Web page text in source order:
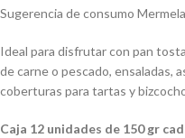
Sugerencia de consumo
Ideal para disfrutar con pan
de carne o pescado, ensaladas,
coberturas para tartas y
Caja 12 unidades de 150 gr